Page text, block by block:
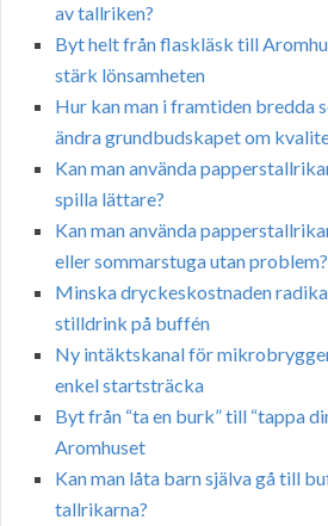
av tallriken?
Byt helt från flaskläsk till
stärk lönsamheten
Hur kan man i framtiden bredda
ändra grundbudskapet om
Kan man använda
spilla lättare?
Kan man använda
eller sommarstuga utan problem?
Minska dryckeskostnaden
stilldrink på buffén
Ny intäktskanal för
enkel startsträcka
Byt från “ta en burk” till “tappa
Aromhuset
Kan man låta barn själva gå till
tallrikarna?